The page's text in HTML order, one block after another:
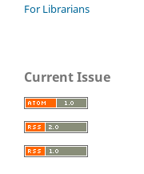
For Librarians
Current Issue